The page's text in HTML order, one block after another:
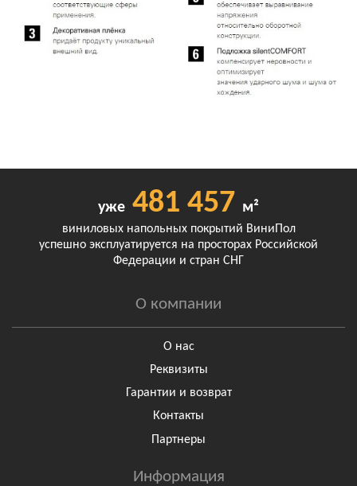
уже 481 457 м²
виниловых напольных покрытий ВиниПол
успешно эксплуатируется на просторах Российской
Федерации и стран СНГ
О компании
О нас
Реквизиты
Гарантии и возврат
Контакты
Партнеры
Информация